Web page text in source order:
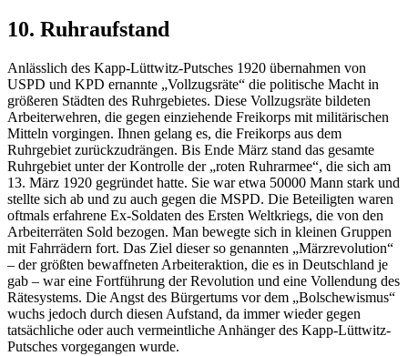
10. Ruhraufstand
Anlässlich des Kapp-Lüttwitz-Putsches 1920 übernahmen von
USPD und KPD ernannte „Vollzugsräte“ die politische Macht in
größeren Städten des Ruhrgebietes. Diese Vollzugsräte bildeten
Arbeiterwehren, die gegen einziehende Freikorps mit militärischen
Mitteln vorgingen. Ihnen gelang es, die Freikorps aus dem
Ruhrgebiet zurückzudrängen. Bis Ende März stand das gesamte
Ruhrgebiet unter der Kontrolle der „roten Ruhrarmee“, die sich am
13. März 1920 gegründet hatte. Sie war etwa 50000 Mann stark und
stellte sich ab und zu auch gegen die MSPD. Die Beteiligten waren
oftmals erfahrene Ex-Soldaten des Ersten Weltkriegs, die von den
Arbeiterräten Sold bezogen. Man bewegte sich in kleinen Gruppen
mit Fahrrädern fort. Das Ziel dieser so genannten „Märzrevolution“
– der größten bewaffneten Arbeiteraktion, die es in Deutschland je
gab – war eine Fortführung der Revolution und eine Vollendung des
Rätesystems. Die Angst des Bürgertums vor dem „Bolschewismus“
wuchs jedoch durch diesen Aufstand, da immer wieder gegen
tatsächliche oder auch vermeintliche Anhänger des Kapp-Lüttwitz-
Putsches vorgegangen wurde.